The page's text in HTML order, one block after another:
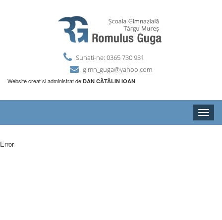
Sunati-ne: 0365 730 931
gimn_guga@yahoo.com
Website creat si administrat de DAN CĂTĂLIN IOAN
Toggle
Error